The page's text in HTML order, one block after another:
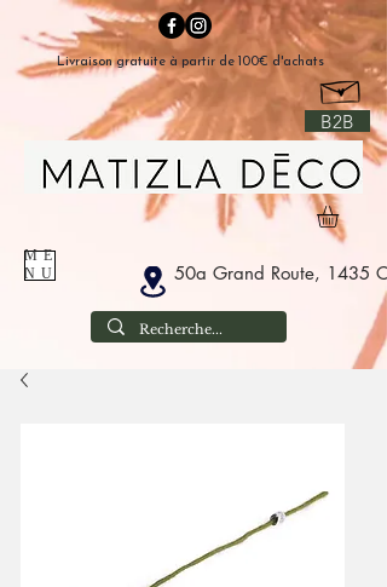
B2B
50a Grand Route, 1435
ME
NU
Livraison gratuite à partir de 100€ d'achats